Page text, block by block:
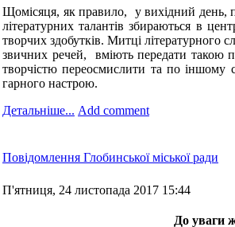
Щомісяця, як правило, у вихідний день,
літературних талантів збираються в
творчих здобутків. Митці літературного
звичних речей, вміють передати такою
творчістю переосмислити та по іншому
гарного настрою.
Детальніше... Add comment
Повідомлення Глобинської міської ради
П'ятниця, 24 листопада 2017 15:44
До уваги жителів та